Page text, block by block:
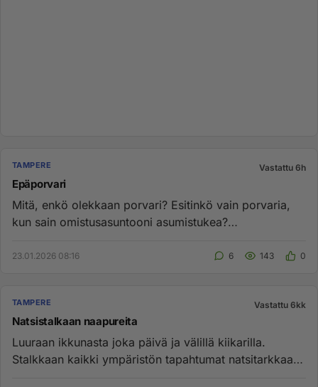
TAMPERE Vastattu 6h
Epäporvari
Mitä, enkö olekkaan porvari? Esitinkö vain porvaria,
kun sain omistusasuntooni asumistukea?
23.01.2026 08:16 6 143 0
TAMPERE Vastattu 6kk
Natsistalkaan naapureita
Luuraan ikkunasta joka päivä ja välillä kiikarilla.
Stalkkaan kaikki ympäristön tapahtumat natsitarkkaan.